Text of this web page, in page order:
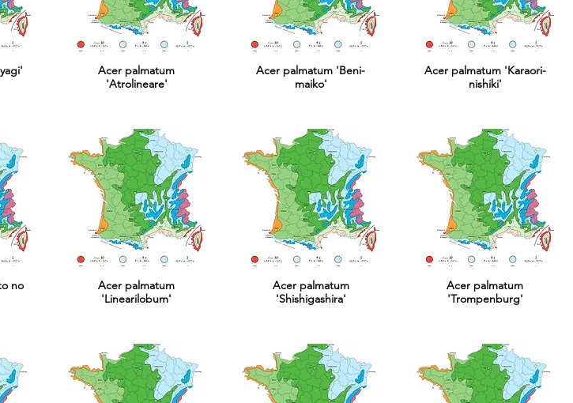
Acer palmatum
'Atrolineare'
Acer palmatum 'Beni-
maiko'
Acer palmatum 'Karaori-
nishiki'
no
Acer palmatum
'Linearilobum'
Acer palmatum
'Shishigashira'
Acer palmatum
'Trompenburg'